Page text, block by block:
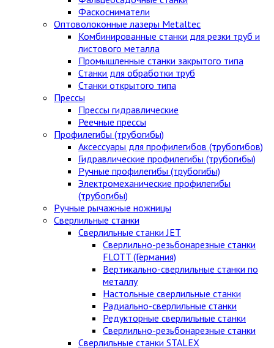
Фаскосниматели
Оптоволоконные лазеры Metaltec
Комбинированные станки для резки труб и
листового металла
Промышленные станки закрытого типа
Станки для обработки труб
Станки открытого типа
Прессы
Прессы гидравлические
Реечные прессы
Профилегибы (трубогибы)
Аксессуары для профилегибов (трубогибов)
Гидравлические профилегибы (трубогибы)
Ручные профилегибы (трубогибы)
Электромеханические профилегибы
(трубогибы)
Ручные рычажные ножницы
Сверлильные станки
Сверлильные станки JET
Сверлильно-резьбонарезные станки
FLOTT (Германия)
Вертикально-сверлильные станки по
металлу
Настольные сверлильные станки
Радиально-сверлильные станки
Редукторные сверлильные станки
Сверлильно-резьбонарезные станки
Сверлильные станки STALEX